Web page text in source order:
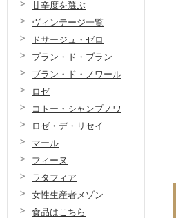
甘辛度を選ぶ
ヴィンテージ一覧
ドサージュ・ゼロ
ブラン・ド・ブラン
ブラン・ド・ノワール
ロゼ
コトー・シャンプノワ
ロゼ・デ・リセイ
マール
フィーヌ
ラタフィア
女性生産者メゾン
食品はこちら